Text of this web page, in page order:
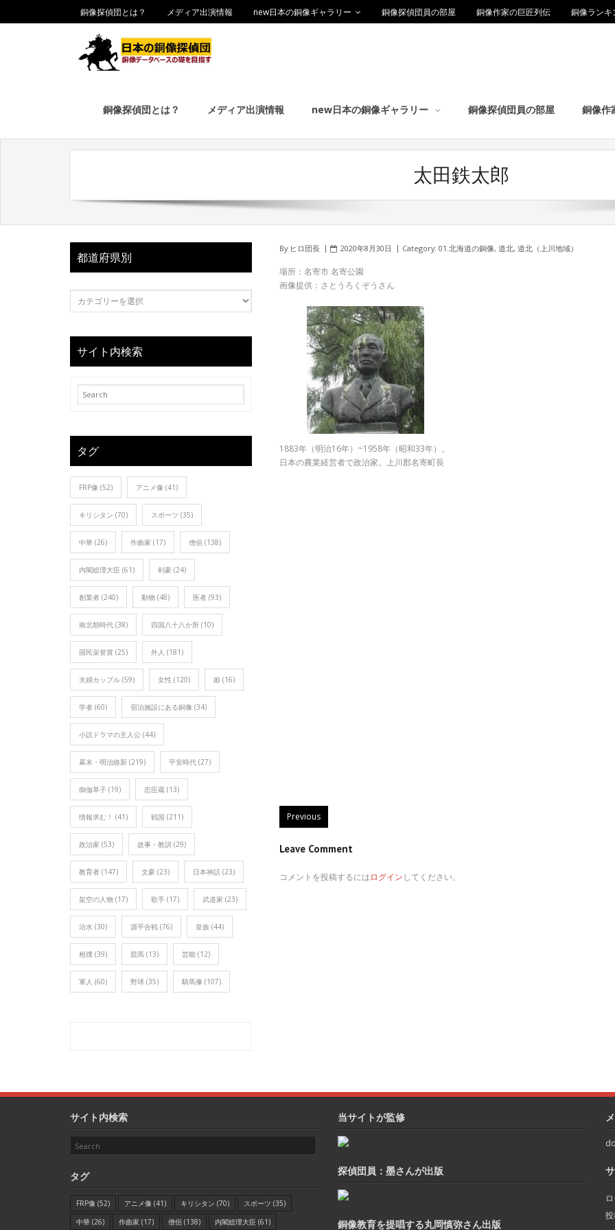
銅像探偵団とは？ メディア出演情報 new日本の銅像ギャラリー 銅像探偵団員の部屋 銅像作家の巨匠列伝 銅像ランキ
銅像探偵団とは？ メディア出演情報 new日本の銅像ギャラリー 銅像探偵団員の部屋 銅像作
太田鉄太郎
By ヒロ団長 2020年8月30日 Category: 01.北海道の銅像, 道北, 道北（上川地域）
場所：名寄市 名寄公園
画像提供：さとうろくぞうさん
1883年（明治16年）~1958年（昭和33年）。
日本の農業経営者で政治家。上川郡名寄町長
Previous
Leave Comment
コメントを投稿するにはログインしてください。
都道府県別
サイト内検索
タグ
FRP像 (52) アニメ像 (41)
キリシタン (70) スポーツ (35)
中華 (26) 作曲家 (17) 僧侶 (138)
内閣総理大臣 (61) 剣豪 (24)
創業者 (240) 動物 (48) 医者 (93)
南北朝時代 (38) 四国八十八か所 (10)
国民栄誉賞 (25) 外人 (181)
夫婦カップル (59) 女性 (120) 姫 (16)
学者 (60) 宿泊施設にある銅像 (34)
小説ドラマの主人公 (44)
幕末・明治維新 (219) 平安時代 (27)
御伽草子 (19) 忠臣蔵 (13)
情報求む！ (41) 戦国 (211)
政治家 (53) 故事・教訓 (29)
教育者 (147) 文豪 (23) 日本神話 (23)
架空の人物 (17) 歌手 (17) 武道家 (23)
治水 (30) 源平合戦 (76) 皇族 (44)
相撲 (39) 競馬 (13) 芸能 (12)
軍人 (60) 野球 (35) 騎馬像 (107)
サイト内検索
タグ
FRP像 (52) アニメ像 (41) キリシタン (70) スポーツ (35)
中華 (26) 作曲家 (17) 僧侶 (138) 内閣総理大臣 (61)
当サイトが監修
探偵団員：墨さんが出版
銅像教育を提唱する丸岡慎弥さん出版